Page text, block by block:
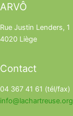
ARVÔ
Rue Justin Lenders, 1
4020 Liège
Contact
04 367 41 61 (tél/fax)
info@lachartreuse.org